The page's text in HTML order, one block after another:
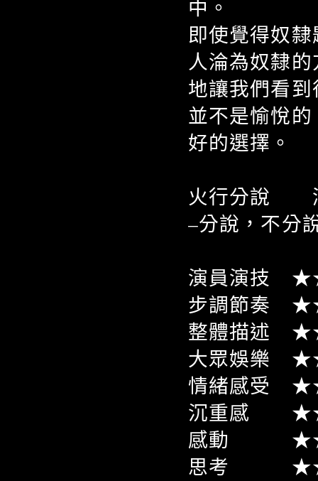
中。
即使覺得奴
人淪為奴隸
地讓我們看
並不是愉悅
好的選擇。
火行分說
–分說，不分
演員演
步調節
整體描
大眾娛
情緒感
沉重感
感動
思考